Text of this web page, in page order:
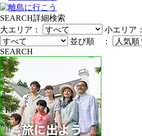
SEARCH詳細検索
大エリア：
小エリア：
並び順 ：
SEARCH